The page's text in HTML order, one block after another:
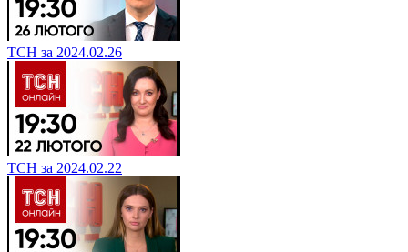
ТСН за 2024.02.26
ТСН за 2024.02.22